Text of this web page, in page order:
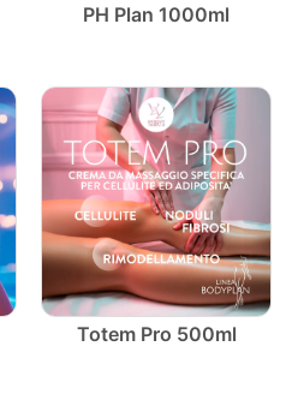
PH Plan 1000ml
Totem Pro 500ml